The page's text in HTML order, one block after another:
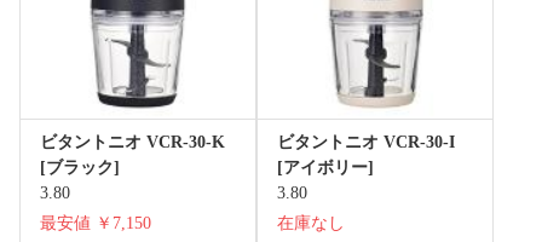
ビタントニオ VCR-30-K
[ブラック]
3.80
最安値 ￥7,150
ビタントニオ VCR-30-I
[アイボリー]
3.80
在庫なし